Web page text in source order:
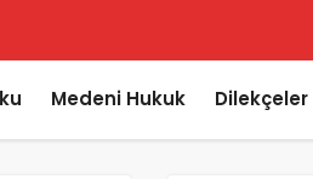
Medeni Hukuk Dilekçeler